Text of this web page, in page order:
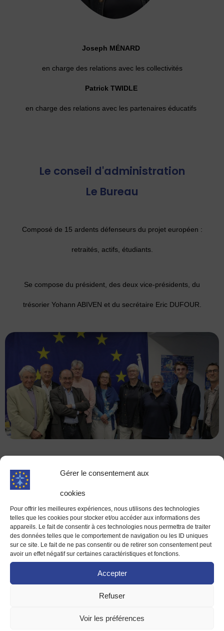
Gérer le consentement aux
cookies
Pour offrir les meilleures expériences, nous utilisons des technologies
telles que les cookies pour stocker et/ou accéder aux informations des
appareils. Le fait de consentir à ces technologies nous permettra de traiter
des données telles que le comportement de navigation ou les ID uniques
sur ce site. Le fait de ne pas consentir ou de retirer son consentement peut
avoir un effet négatif sur certaines caractéristiques et fonctions.
Accepter
Refuser
Voir les préférences
Joseph MÉNARD
en charge des relations avec les collectivités
Patrick TWIDLE
en charge des relations avec les partenaires éducatifs
Le conseil d'administration
Le Bureau
Composé de 15 ardents défenseurs du projet européen :
retraités, actifs, étudiants.
Se compose du président, des deux vice-présidents, du
trésorier Yohann ABIVEN et du secrétaire Eric DUFOUR.
L'équipe permanente